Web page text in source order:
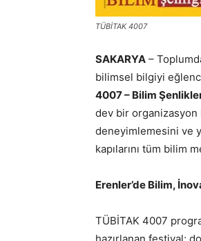
TÜBİTAK 4007
SAKARYA –
bilimsel bilgiyi
4007 – Bilim
dev bir
deneyimlemesini ve
kapılarını tüm bilim
Erenler’de Bilim,
TÜBİTAK 4007